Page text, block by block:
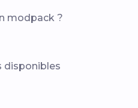
modpack ?
disponibles